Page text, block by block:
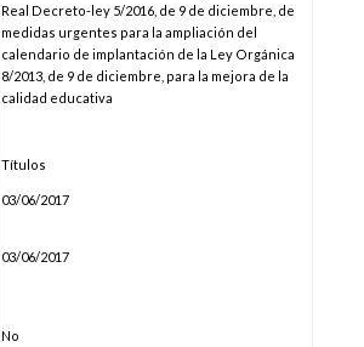
Real Decreto-ley 5/2016, de 9 de diciembre, de
medidas urgentes para la ampliación del
calendario de implantación de la Ley Orgánica
8/2013, de 9 de diciembre, para la mejora de la
calidad educativa
Títulos
03/06/2017
03/06/2017
No